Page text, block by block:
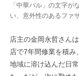
「中華バル」の文字が
い、意外性のあるファ
店主の金岡永哲さん
店で7年間修業を積み
地域に溶け込んだ日